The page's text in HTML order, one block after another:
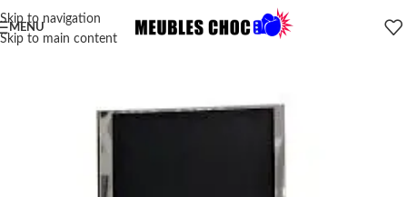
Skip to navigation
Skip to main content
MENU